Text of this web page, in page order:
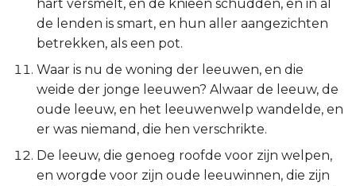
2 Petrus
1 Johannes
2 Johannes
3 Johannes
hart versmelt, en de knieen schudden, en in al
de lenden is smart, en hun aller aangezichten
betrekken, als een pot.
Waar is nu de woning der leeuwen, en die
weide der jonge leeuwen? Alwaar de leeuw, de
oude leeuw, en het leeuwenwelp wandelde, en
er was niemand, die hen verschrikte.
De leeuw, die genoeg roofde voor zijn welpen,
en worgde voor zijn oude leeuwinnen, die zijn